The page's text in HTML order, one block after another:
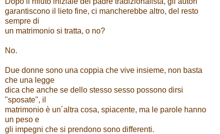
garantiscono il lieto fine, ci mancherebbe altro, del resto
sempre di
un matrimonio si tratta, o no?
No.
Due donne sono una coppia che vive insieme, non basta
che una legge
dica che anche se dello stesso sesso possono dirsi
"sposate", il
matrimonio è un´altra cosa, spiacente, ma le parole hanno
un peso e
gli impegni che si prendono sono differenti.